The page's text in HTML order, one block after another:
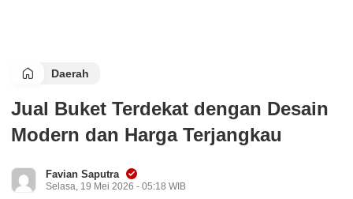
Daerah
Jual Buket Terdekat dengan Desain
Modern dan Harga Terjangkau
Favian Saputra
Selasa, 19 Mei 2026 - 05:18 WIB